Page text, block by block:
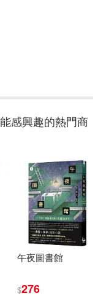
感興趣的熱門商
午夜圖書館
$276